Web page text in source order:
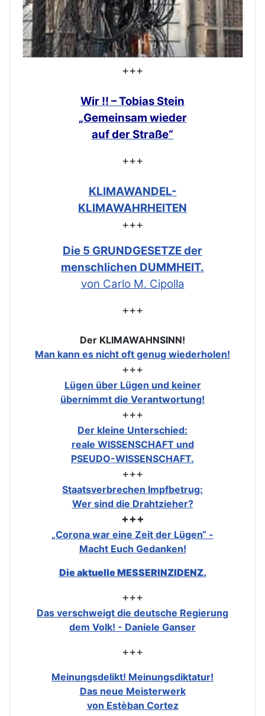
+++
Wir !! – Tobias Stein
„Gemeinsam wieder
auf der Straße“
+++
KLIMAWANDEL-
KLIMAWAHRHEITEN
+++
Die 5 GRUNDGESETZE der
menschlichen DUMMHEIT.
von Carlo M. Cipolla
+++
Der KLIMAWAHNSINN!
Man kann es nicht oft genug wiederholen!
+++
Lügen über Lügen und keiner
übernimmt die Verantwortung!
+++
Der kleine Unterschied:
reale WISSENSCHAFT und
PSEUDO-WISSENSCHAFT.
+++
Staatsverbrechen Impfbetrug:
Wer sind die Drahtzieher?
+++
„Corona war eine Zeit der Lügen“ -
Macht Euch Gedanken!
Die aktuelle MESSERINZIDENZ.
+++
Das verschweigt die deutsche Regierung
dem Volk! - Daniele Ganser
+++
Meinungsdelikt! Meinungsdiktatur!
Das neue Meisterwerk
von Estèban Cortez